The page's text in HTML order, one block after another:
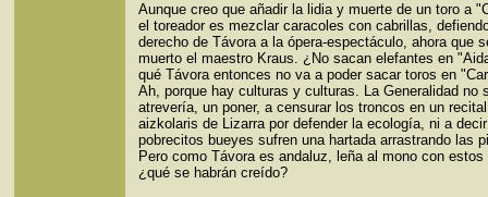
Aunque creo que añadir la lidia y muerte de un toro a
el toreador es mezclar caracoles con cabrillas,
derecho de Távora a la ópera-espectáculo, ahora que
muerto el maestro Kraus. ¿No sacan elefantes en
qué Távora entonces no va a poder sacar toros en
Ah, porque hay culturas y culturas. La Generalidad no
atrevería, un poner, a censurar los troncos en un
aizkolaris de Lizarra por defender la ecología, ni a
pobrecitos bueyes sufren una hartada arrastrando las
Pero como Távora es andaluz, leña al mono con
¿qué se habrán creído?